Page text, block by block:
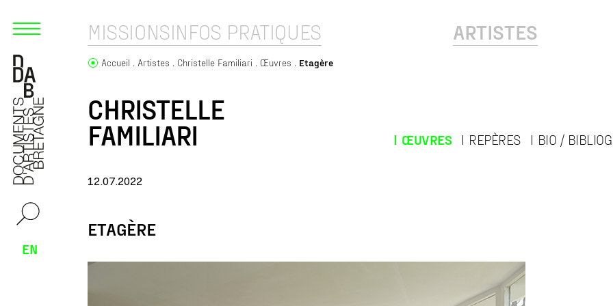
EN
MISSIONSINFOS PRATIQUES ARTISTES
Accueil Artistes Christelle Familiari Œuvres Etagère
CHRISTELLE
FAMILIARI ŒUVRES REPÈRES BIO /
12.07.2022
ETAGÈRE